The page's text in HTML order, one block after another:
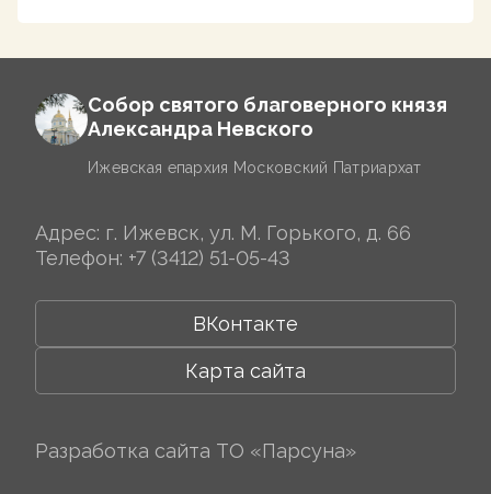
Собор святого благоверного князя
Александра Невского
Ижевская епархия Московский Патриархат
Адрес: г. Ижевск, ул. М. Горького, д. 66
Телефон: +7 (3412) 51-05-43
ВКонтакте
Карта сайта
Разработка сайта ТО «Парсуна»